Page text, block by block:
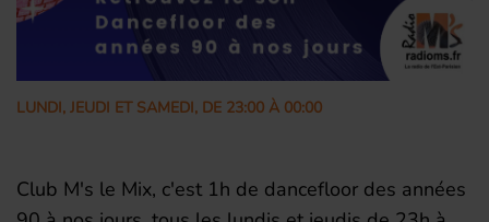
LUNDI, JEUDI ET SAMEDI, DE 23:00 À 00:00
Club M's le Mix, c'est 1h de dancefloor des années